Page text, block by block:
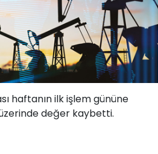
haftanın ilk işlem gününe
değer kaybetti.